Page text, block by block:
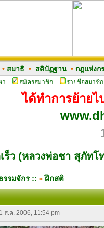
• สมาธิ • สติปัฏฐาน •กฎแห่งก
า สมัครสมาชิก รายชื่อสมาชิก
ได้ทำการย้าย
ว (หลวงพ่อชา สุภัทโ
รรมจักร :: »ฝึกสติ
ส.ค. 2006, 11:54 pm